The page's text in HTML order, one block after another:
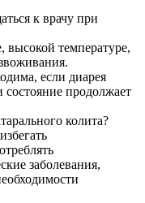
к врачу при
температуре,
если диарея
состояние продолжает
колита?
заболевания,